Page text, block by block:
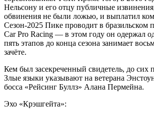
Нельсону и его отцу публичные
обвинения не были ложью, и выплатил
Сезон-2025 Пике проводит в бразильском
Car Pro Racing — в этом году он одержал
пять этапов до конца сезона занимает
зачёте.
Кем был засекреченный свидетель, до сих
Злые языки указывают на ветерана
босса «Рейсинг Буллз» Алана Пермейна.
Эхо «Крэшгейта»: